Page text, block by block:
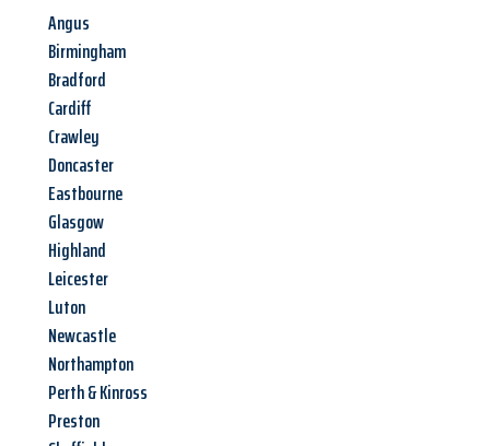
Angus
Birmingham
Bradford
Cardiff
Crawley
Doncaster
Eastbourne
Glasgow
Highland
Leicester
Luton
Newcastle
Northampton
Perth & Kinross
Preston